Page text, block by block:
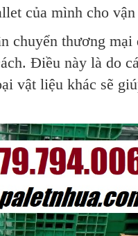
của mình cho
chuyển thương
Điều này là do
vật liệu khác sẽ